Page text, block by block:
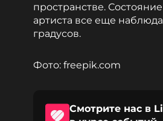
пространстве.
артиста все еще
градусов.
Фото: freepik.com
Смотрите нас в